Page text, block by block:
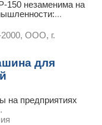
150 незаменима на
...
ООО, г.
для
на предприятиях